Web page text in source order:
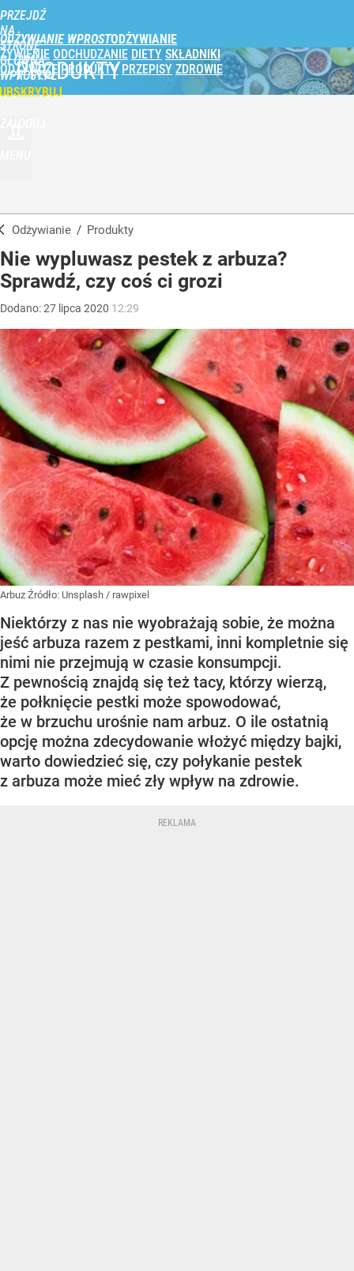
PRZEJDŹ
NA
STRONĘ
GŁÓWNĄ
WPROST.PL
ODŻYWIANIE WPROST
ŻYWIENIE ODCHUDZANIE DIETY SKŁADNIKI
ODŻYWCZE PRODUKTY PRZEPISY ZDROWIE
PRODUKTY
Odżywianie / Produkty
Nie wypluwasz pestek z arbuza?
Sprawdź, czy coś ci grozi
Dodano:27 lipca 2020 12:29
Arbuz Źródło: Unsplash / rawpixel
Niektórzy z nas nie wyobrażają sobie, że można
jeść arbuza razem z pestkami, inni kompletnie się
nimi nie przejmują w czasie konsumpcji.
Z pewnością znajdą się też tacy, którzy wierzą,
że połknięcie pestki może spowodować,
że w brzuchu urośnie nam arbuz. O ile ostatnią
opcję można zdecydowanie włożyć między bajki,
warto dowiedzieć się, czy połykanie pestek
z arbuza może mieć zły wpływ na zdrowie.